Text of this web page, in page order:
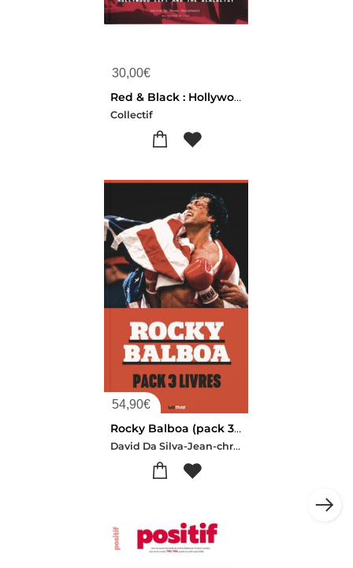
30,00€
Red & Black : Hollywood Left And The Blacklist
Collectif
54,90€
Rocky Balboa (pack 3 Livres)
David Da Silva-Jean-christophe Hj Martin-Quentin Victory Leydier